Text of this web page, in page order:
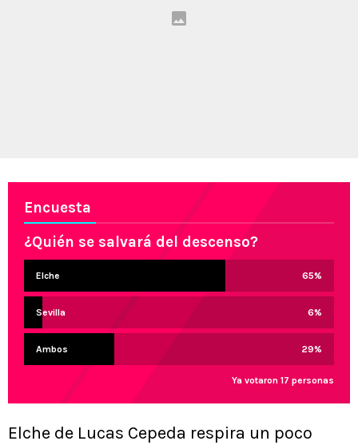
Encuesta
¿Quién se salvará del descenso?
Elche 65%
Sevilla 6%
Ambos 29%
Ya votaron 17 personas
Elche de Lucas Cepeda respira un poco